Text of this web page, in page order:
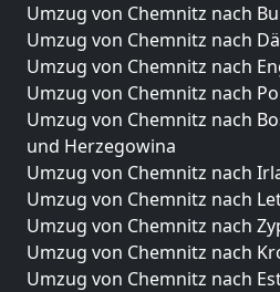
Umzug von Chemnitz nach
Umzug von Chemnitz nach
Umzug von Chemnitz nach
Umzug von Chemnitz nach
Umzug von Chemnitz nach
und Herzegowina
Umzug von Chemnitz nach
Umzug von Chemnitz nach
Umzug von Chemnitz nach
Umzug von Chemnitz nach
Umzug von Chemnitz nach